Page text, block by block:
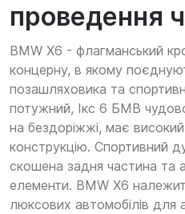
проведення
BMW X6 - флагманський
концерну, в якому
позашляховика та
потужний, Ікс 6 БМВ
на бездоріжжі, має
конструкцію. Спортивний
скошена задня частина та
елементи. BMW X6
люксових автомобілів для